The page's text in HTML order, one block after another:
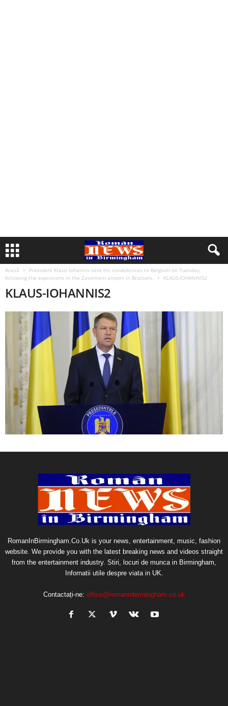
Acasă
President Klaus Iohannis sent his condolences to Belgium on Tuesday,
following the explosions in the Zaventem airport in Brussels.
KLAUS-IOHANNIS2
KLAUS-IOHANNIS2
RomanInBirmingham.Co.Uk is your news, entertainment, music, fashion
website. We provide you with the latest breaking news and videos straight
from the entertainment industry. Stiri, locuri de munca in Birmingham,
Infornatii utile despre viata in UK.
Contactați-ne: office@romaninbirmingham.co.uk